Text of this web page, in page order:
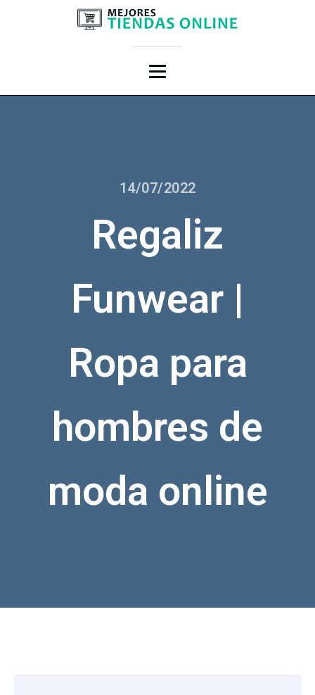
14/07/2022
Regaliz
Funwear |
Ropa para
hombres de
moda online